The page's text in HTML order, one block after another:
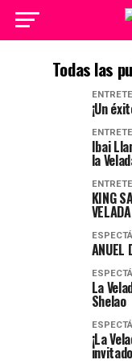
Todas las
¡Un
Ibai
la
KING
VELADA
ANUEL
La
Shelao
¡La